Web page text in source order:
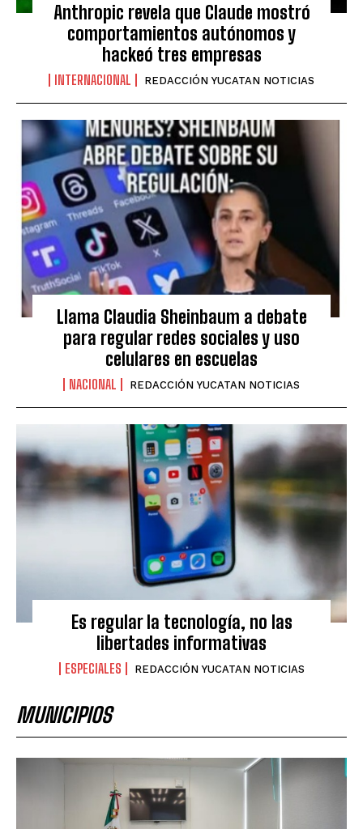
Anthropic revela que Claude mostró
comportamientos autónomos y
hackeó tres empresas
INTERNACIONAL REDACCIÓN YUCATAN NOTICIAS
Llama Claudia Sheinbaum a debate
para regular redes sociales y uso
celulares en escuelas
NACIONAL REDACCIÓN YUCATAN NOTICIAS
Es regular la tecnología, no las
libertades informativas
ESPECIALES REDACCIÓN YUCATAN NOTICIAS
MUNICIPIOS